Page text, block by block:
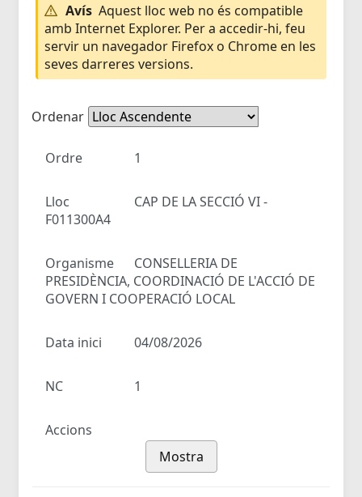
Avís Aquest lloc web no és compatible
amb Internet Explorer. Per a accedir-hi, feu
servir un navegador Firefox o Chrome en les
seves darreres versions.
Ordenar
Ordre 1
Lloc
CAP DE LA SECCIÓ VI -
F011300A4
Organisme
CONSELLERIA DE
PRESIDÈNCIA, COORDINACIÓ DE L'ACCIÓ DE
GOVERN I COOPERACIÓ LOCAL
Data inici 04/08/2026
NC 1
Accions
Mostra